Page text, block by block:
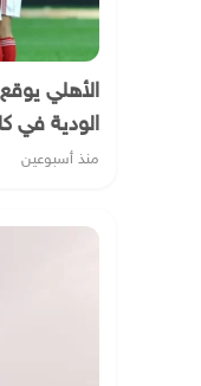
الأهلي
الودية في
منذ أسبوعين